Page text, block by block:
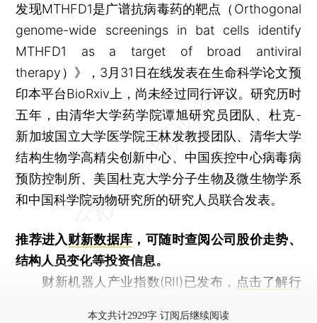
发现MTHFD1是广谱抗病毒药的靶点（Orthogonal
genome-wide screenings in bat cells identify
MTHFD1 as a target of broad antiviral
therapy）》，3月31日在线发表在生命科学论文预
印本平台BioRxiv上，尚未经过同行评议。研究历时
五年，由清华大学药学院谭旭研究员团队、杜克-
新加坡国立大学医学院王林发教授团队、清华大学
结构生物学高精尖创新中心、中国疾控中心病毒病
预防控制所、美国杜克大学分子生物及微生物学系
和中国科学院动物研究所的研究人员联合发表。
推荐进入财新数据库 ，可随时查阅公司股价走势、
结构人员变化等投资信息。
财新机器人产业指数(RII)已发布， 点击了解行
本文共计2929字 订阅后继续阅读